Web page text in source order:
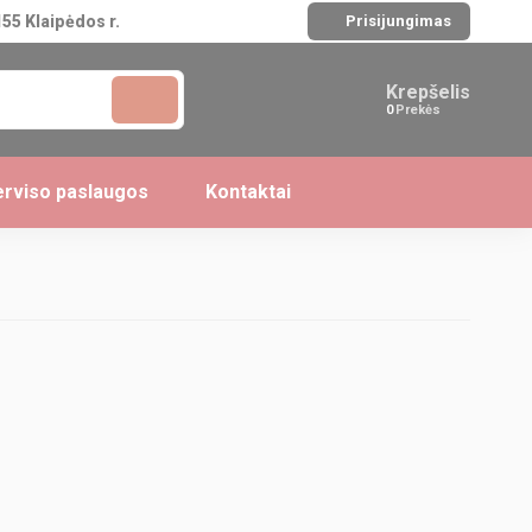
Klaipėdos r. Prisijungimas
Krepšelis
Prekės
paslaugos Kontaktai